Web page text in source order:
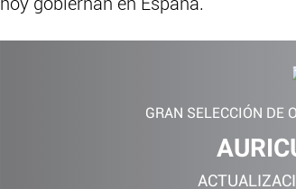
hoy gobiernan en España.
GRAN SELECCIÓN DE